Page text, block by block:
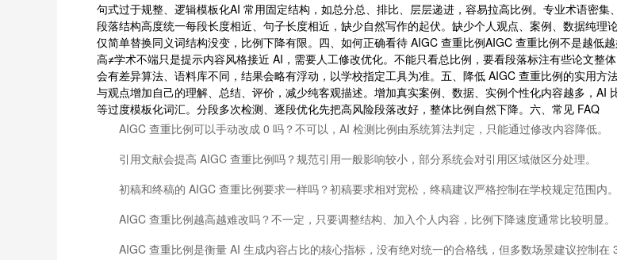
句式过于规整、逻辑模板化AI 常用固定结构，如总分总、排比、层层递进，容易拉高比例。专业术语密集
段落结构高度统一每段长度相近、句子长度相近，缺少自然写作的起伏。缺少个人观点、案例、数据纯
仅简单替换同义词结构没变，比例下降有限。四、如何正确看待 AIGC 查重比例AIGC 查重比例不是越低
高≠学术不端只是提示内容风格接近 AI，需要人工修改优化。不能只看总比例，要看段落标注有些论文整
会有差异算法、语料库不同，结果会略有浮动，以学校指定工具为准。五、降低 AIGC 查重比例的实用
与观点增加自己的理解、总结、评价，减少纯客观描述。增加真实案例、数据、实例个性化内容越多，AI
等过度模板化词汇。分段多次检测、逐段优化先把高风险段落改好，整体比例自然下降。六、常见 FAQ
AIGC 查重比例可以手动改成 0 吗？不可以，AI 检测比例由系统算法判定，只能通过修改内容降低。
引用文献会提高 AIGC 查重比例吗？规范引用一般影响较小，部分系统会对引用区域做区分处理。
初稿和终稿的 AIGC 查重比例要求一样吗？初稿要求相对宽松，终稿建议严格控制在学校规定范围内。
AIGC 查重比例越高越难改吗？不一定，只要调整结构、加入个人内容，比例下降速度通常比较明显。
AIGC 查重比例是衡量 AI 生成内容占比的核心指标，没有绝对统一的合格线，但多数场景建议控制